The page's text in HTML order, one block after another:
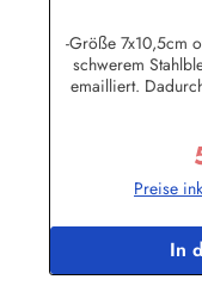
-Größe 7x10,5cm
schwerem
emailliert.
enthalten sind,
die Lackierung
auch nachPreise
In